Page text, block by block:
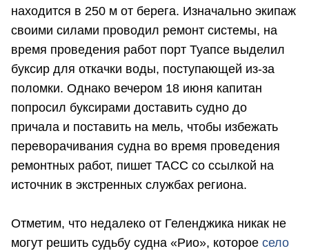
находится в 250 м от берега. Изначально экипаж
своими силами проводил ремонт системы, на
время проведения работ порт Туапсе выделил
буксир для откачки воды, поступающей из-за
поломки. Однако вечером 18 июня капитан
попросил буксирами доставить судно до
причала и поставить на мель, чтобы избежать
переворачивания судна во время проведения
ремонтных работ, пишет ТАСС со ссылкой на
источник в экстренных службах региона.
Отметим, что недалеко от Геленджика никак не
могут решить судьбу судна «Рио», которое село